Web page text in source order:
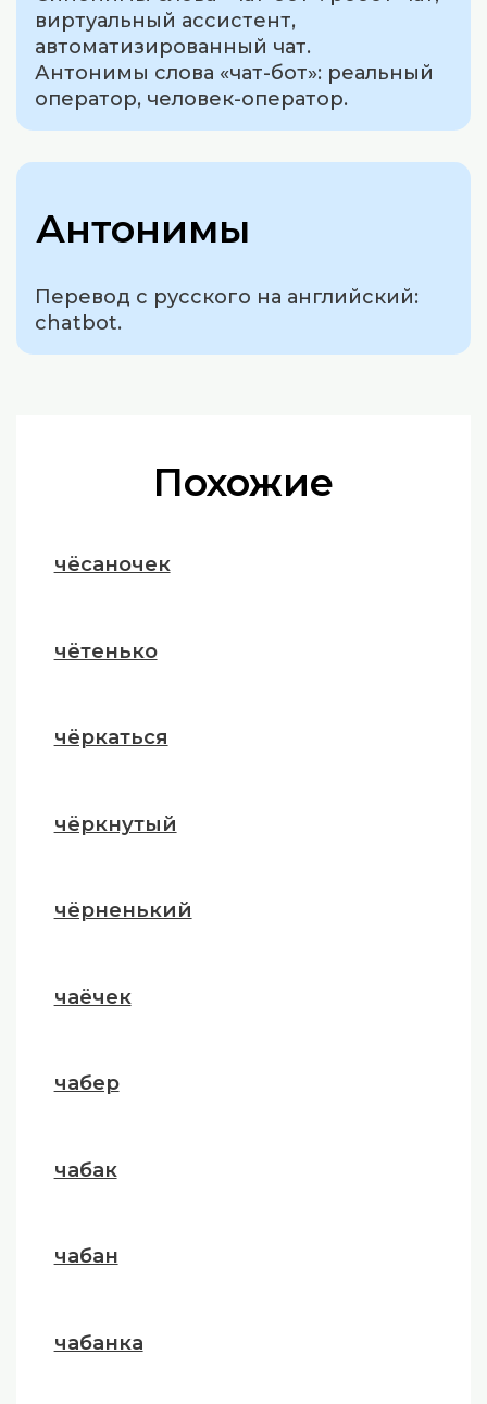
виртуальный ассистент,
автоматизированный чат.
Антонимы слова «чат-бот»: реальный
оператор, человек-оператор.
Антонимы
Перевод с русского на английский:
chatbot.
Похожие
чёсаночек
чётенько
чёркаться
чёркнутый
чёрненький
чаёчек
чабер
чабак
чабан
чабанка